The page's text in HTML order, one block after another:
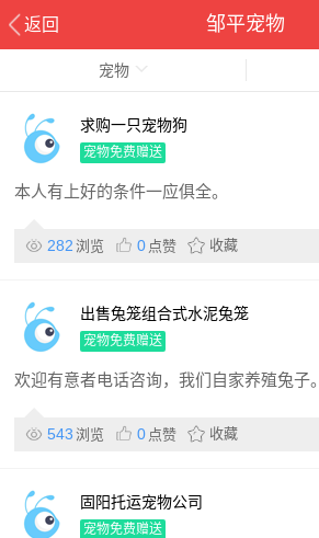
返回 邹平宠物
宠物
求购一只宠物狗
宠物免费赠送
本人有上好的条件一应俱全。
282 浏览 0 点赞 收藏
出售兔笼组合式水泥兔笼
宠物免费赠送
欢迎有意者电话咨询，我们自家养殖兔子。
543 浏览 0 点赞 收藏
固阳托运宠物公司
宠物免费赠送